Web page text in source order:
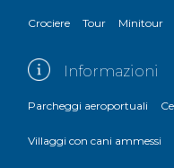
Crociere Tour Minitour
Informazioni
Parcheggi aeroportuali
Villaggi con cani ammessi